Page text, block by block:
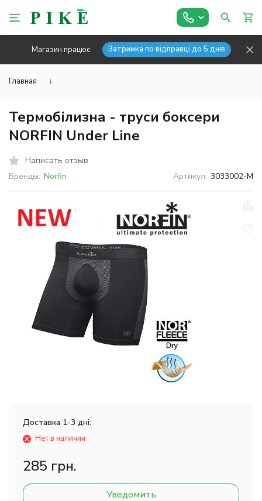
Магазин працює Затримка по відправці до 5 днів
Главная ↓
Термобілизна - труси боксери
NORFIN Under Line
Написать отзыв
Бренды: Norfin Артикул: 3033002-M
Доставка 1-3 дні:
Нет в наличии
285 грн.
Уведомить